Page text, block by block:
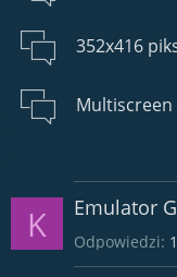
352x416
Multiscreen
K Emulator
Odpowiedzi 1